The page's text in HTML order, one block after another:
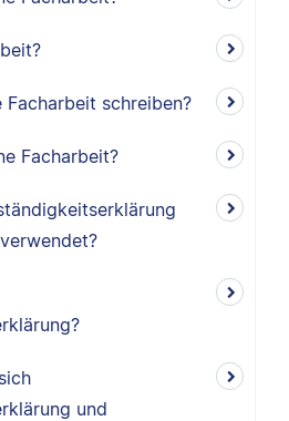
Facharbeit schreiben?
Facharbeit?
und